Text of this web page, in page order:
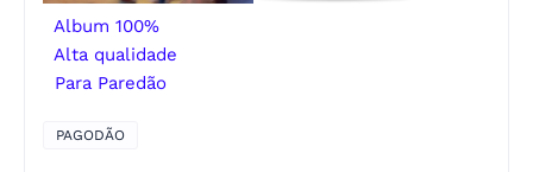
Album 100%
Alta qualidade
Para Paredão
PAGODÃO